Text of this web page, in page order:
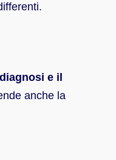
e il
anche la